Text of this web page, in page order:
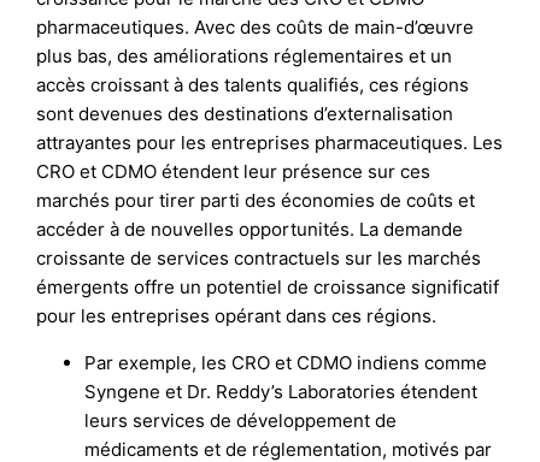
pharmaceutiques. Avec des coûts de main-d’œuvre
plus bas, des améliorations réglementaires et un
accès croissant à des talents qualifiés, ces régions
sont devenues des destinations d’externalisation
attrayantes pour les entreprises pharmaceutiques. Les
CRO et CDMO étendent leur présence sur ces
marchés pour tirer parti des économies de coûts et
accéder à de nouvelles opportunités. La demande
croissante de services contractuels sur les marchés
émergents offre un potentiel de croissance significatif
pour les entreprises opérant dans ces régions.
Par exemple, les CRO et CDMO indiens comme
Syngene et Dr. Reddy’s Laboratories étendent
leurs services de développement de
médicaments et de réglementation, motivés par